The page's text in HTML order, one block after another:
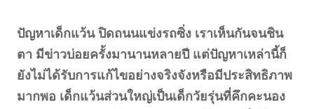
ปัญหาเด็กแว้น ปิดถนนแข่งรถซิ่ง เราเห็นกันจนชิน
ตา มีข่าวบ่อยครั้งมานานหลายปี แต่ปัญหาเหล่านี้ก็
ยังไม่ได้รับการแก้ไขอย่างจริงจังหรือมีประสิทธิภาพ
มากพอ เด็กแว้นส่วนใหญ่เป็นเด็กวัยรุ่นที่คึกคะนอง